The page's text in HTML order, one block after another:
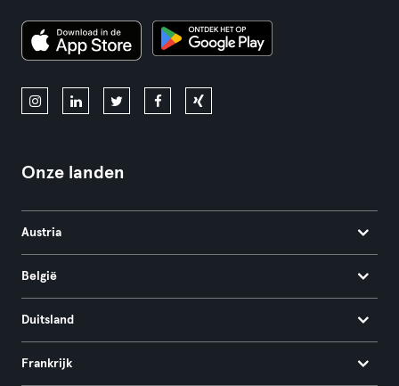
Onze landen
Austria
België
Duitsland
Frankrijk